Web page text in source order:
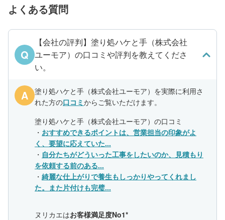
よくある質問
Q
【会社の評判】塗り処ハケと手（株式会社
ユーモア）の口コミや評判を教えてくださ
い。
A
塗り処ハケと手（株式会社ユーモア）を実際に利用さ
れた方の口コミからご覧いただけます。
塗り処ハケと手（株式会社ユーモア）の口コミ
・ おすすめできるポイントは、営業担当の印象がよ
く、要望に応えていた...
・ 自分たちがどういった工事をしたいのか、見積もり
を依頼する前のある...
・ 綺麗な仕上がりで養生もしっかりやってくれまし
た。また片付けも完璧...
ヌリカエはお客様満足度No1*